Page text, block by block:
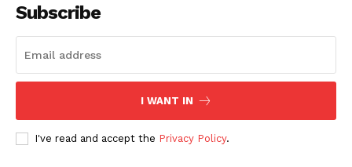
Subscribe
I WANT IN
I've read and accept the Privacy Policy.